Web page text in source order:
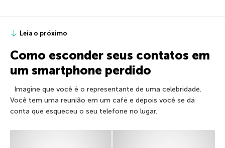
Leia o próximo
Como esconder seus contatos em
um smartphone perdido
Imagine que você é o representante de uma celebridade.
Você tem uma reunião em um café e depois você se dá
conta que esqueceu o seu telefone no lugar.